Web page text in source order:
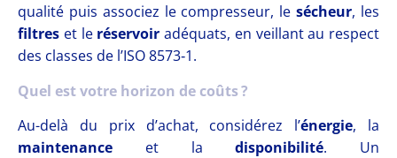
qualité puis associez le compresseur, lesécheur, les
filtres et le réservoir adéquats, en veillant au respect
des classes de l’ISO 8573‑1.
Quel est votre horizon de coûts ?
Au-delà du prix d’achat, considérez l’énergie, la
maintenance et ladisponibilité. Un